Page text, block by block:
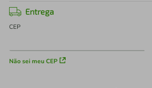
Entrega
CEP
Não sei meu CEP